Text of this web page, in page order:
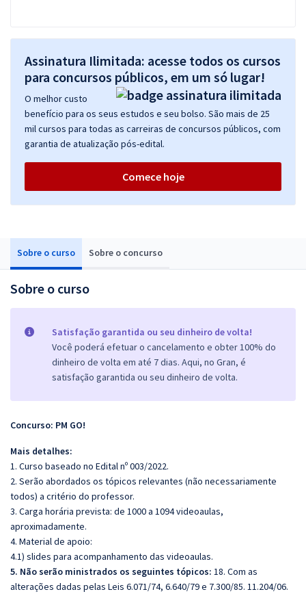
Sobre o curso Sobre o concurso
Sobre o curso
Satisfação garantida ou seu dinheiro de volta!
Você poderá efetuar o cancelamento e obter 100% do
dinheiro de volta em até 7 dias. Aqui, no Gran, é
satisfação garantida ou seu dinheiro de volta.
Concurso: PM GO!
Mais detalhes:
1. Curso baseado no Edital nº 003/2022.
2. Serão abordados os tópicos relevantes (não necessariamente
todos) a critério do professor.
3. Carga horária prevista: de 1000 a 1094 videoaulas,
aproximadamente.
4. Material de apoio:
4.1) slides para acompanhamento das videoaulas.
5. Não serão ministrados os seguintes tópicos: 18. Com as
alterações dadas pelas Leis 6.071/74, 6.640/79 e 7.300/85. 11.204/06.
Assinatura Ilimitada: acesse todos os cursos
para concursos públicos, em um só lugar!
O melhor custo
benefício para os seus estudos e seu bolso. São mais de 25
mil cursos para todas as carreiras de concursos públicos, com
garantia de atualização pós-edital.
Comece hoje